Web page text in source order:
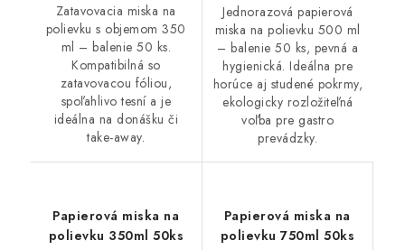
Zatavovacia miska na
polievku s objemom 350
ml – balenie 50 ks.
Kompatibilná so
zatavovacou fóliou,
spoľahlivo tesní a je
ideálna na donášku či
take-away.
Jednorazová papierová
miska na polievku 500 ml
– balenie 50 ks, pevná a
hygienická. Ideálna pre
horúce aj studené pokrmy,
ekologicky rozložiteľná
voľba pre gastro
prevádzky.
Papierová miska na
polievku 350ml 50ks
Papierová miska na
polievku 750ml 50ks